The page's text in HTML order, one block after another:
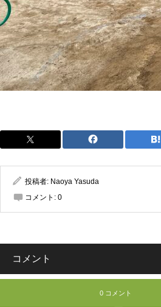
投稿者: Naoya Yasuda
コメント: 0
コメント
0 コメント